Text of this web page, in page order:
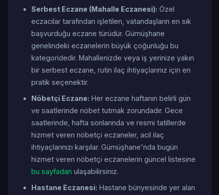
Serbest Eczane (Mahalle Eczanesi): Özel
eczacılar tarafından işletilen, vatandaşların en sık
başvurduğu eczane türüdür. Gümüşhane
genelindeki eczanelerin büyük çoğunluğu bu
kategoridedir. Mahallenizde veya iş yerinize yakın
bir serbest eczane, rutin ilaç ihtiyaçlarınız için en
pratik seçenektir.
Nöbetçi Eczane: Her eczane haftanın belirli gün
ve saatlerinde nöbet tutmak zorundadır. Gece
saatlerinde, hafta sonlarında ve resmi tatillerde
hizmet veren nöbetçi eczaneler, acil ilaç
ihtiyaçlarınızı karşılar. Gümüşhane'nda bugün
hizmet veren nöbetçi eczanelerin güncel listesine
bu sayfadan ulaşabilirsiniz.
Hastane Eczanesi: Hastane bünyesinde yer alan